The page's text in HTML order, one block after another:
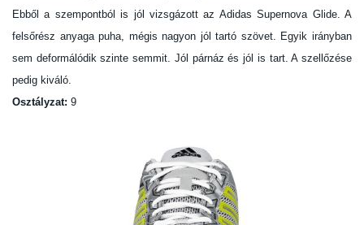
Ebből a szempontból is jól vizsgázott az Adidas Supernova Glide. A
felsőrész anyaga puha, mégis nagyon jól tartó szövet. Egyik irányban
sem deformálódik szinte semmit. Jól párnáz és jól is tart. A szellőzése
pedig kiváló.
Osztályzat: 9